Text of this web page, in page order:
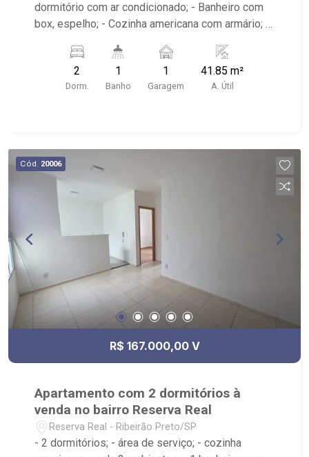
dormitório com ar condicionado; - Banheiro com
box, espelho; - Cozinha americana com armário; -
Condomínio com piscinas, campo de futebol,
playgrounds, espaço kids, bicicletário, 4 espaços
gourmet e áreas externas para churrasco
as avenidas Alfredo Ravaneli e Henri Nestlé;
2
Dorm.
1
Banho
1
Garagem
41.85 m²
A. Útil
Cód. 20006
R$ 167.000,00 V
Apartamento com 2 dormitórios à
venda no bairro Reserva Real
Reserva Real - Ribeirão Preto/SP
- 2 dormitórios; - área de serviço; - cozinha